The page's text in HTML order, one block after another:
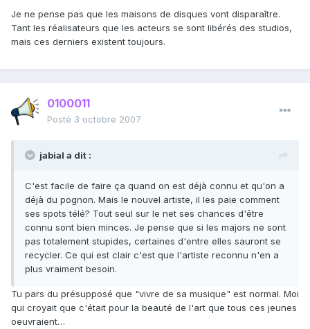
Je ne pense pas que les maisons de disques vont disparaître.
Tant les réalisateurs que les acteurs se sont libérés des studios,
mais ces derniers existent toujours.
0100011
Posté 3 octobre 2007
jabial a dit :
C'est facile de faire ça quand on est déjà connu et qu'on a
déjà du pognon. Mais le nouvel artiste, il les paie comment
ses spots télé? Tout seul sur le net ses chances d'être
connu sont bien minces. Je pense que si les majors ne sont
pas totalement stupides, certaines d'entre elles sauront se
recycler. Ce qui est clair c'est que l'artiste reconnu n'en a
plus vraiment besoin.
Tu pars du présupposé que "vivre de sa musique" est normal. Moi
qui croyait que c'était pour la beauté de l'art que tous ces jeunes
oeuvraient…